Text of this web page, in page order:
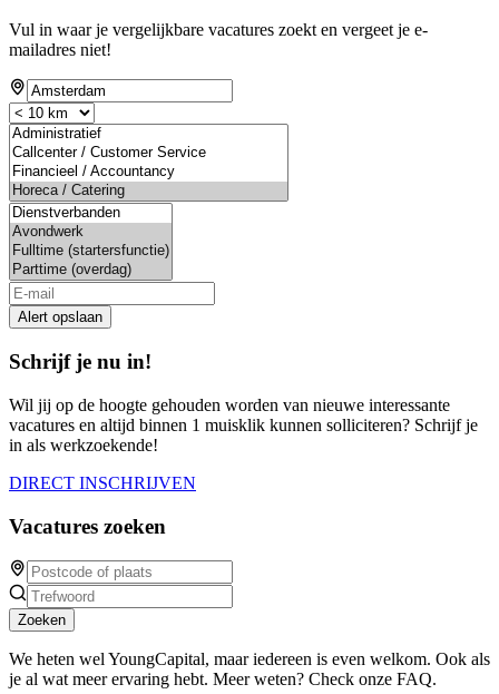
Vul in waar je vergelijkbare vacatures zoekt en vergeet je e-
mailadres niet!
If
you
are
a
human,
ignore
this
field
Alert opslaan
Schrijf je nu in!
Wil jij op de hoogte gehouden worden van nieuwe interessante
vacatures en altijd binnen 1 muisklik kunnen solliciteren? Schrijf je
in als werkzoekende!
DIRECT INSCHRIJVEN
Vacatures zoeken
Zoeken
We heten wel YoungCapital, maar iedereen is even welkom. Ook als
je al wat meer ervaring hebt. Meer weten? Check onze FAQ.